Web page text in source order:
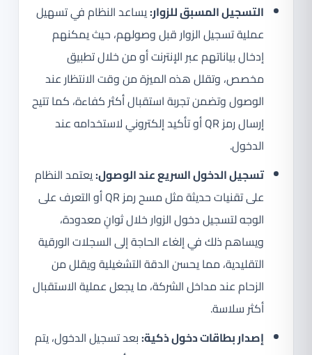
التسجيل المسبق للزوار:يساعد النظام في تسهيل
عملية تسجيل الزوار قبل وصولهم، حيث يمكنهم
إدخال بياناتهم عبر الإنترنت أو من خلال تطبيق
مخصص، وتقلل هذه الميزة من وقت الانتظار عند
الوصول وتضمن تجربة استقبال أكثر كفاءة، كما تتيح
إرسال رمز QR أو تأكيد إلكتروني لاستخدامه عند
الدخول.
تسجيل الدخول السريع عند الوصول:يعتمد النظام
على تقنيات حديثة مثل مسح رمز QR أو التعرف على
الوجه لتسجيل دخول الزوار خلال ثوانٍ معدودة،
ويساهم ذلك في إلغاء الحاجة إلى السجلات الورقية
التقليدية، مما يحسن الدقة التشغيلية ويقلل من
الزحام عند مداخل الشركة، ما يجعل عملية الاستقبال
أكثر سلاسة.
إصدار بطاقات دخول ذكية:بعد تسجيل الدخول، يتم